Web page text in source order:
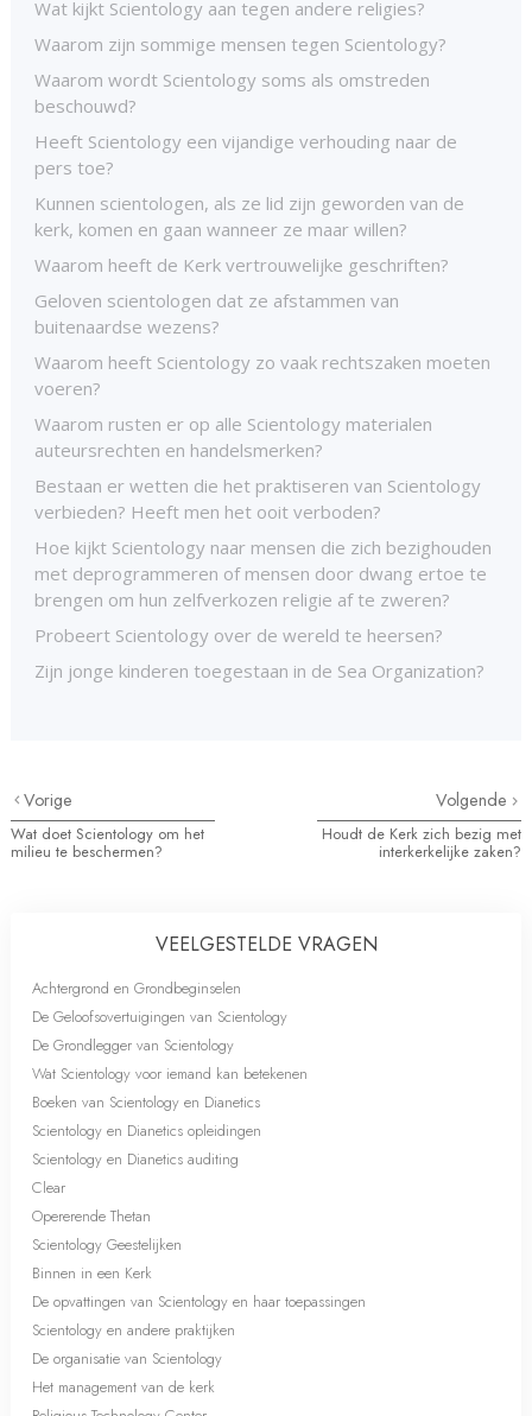
Wat kijkt Scientology aan tegen andere religies?
Waarom zijn sommige mensen tegen Scientology?
Waarom wordt Scientology soms als omstreden
beschouwd?
Heeft Scientology een vijandige verhouding naar de
pers toe?
Kunnen scientologen, als ze lid zijn geworden van de
kerk, komen en gaan wanneer ze maar willen?
Waarom heeft de Kerk vertrouwelijke geschriften?
Geloven scientologen dat ze afstammen van
buitenaardse wezens?
Waarom heeft Scientology zo vaak rechtszaken moeten
voeren?
Waarom rusten er op alle Scientology materialen
auteursrechten en handelsmerken?
Bestaan er wetten die het praktiseren van Scientology
verbieden? Heeft men het ooit verboden?
Hoe kijkt Scientology naar mensen die zich bezighouden
met deprogrammeren of mensen door dwang ertoe te
brengen om hun zelfverkozen religie af te zweren?
Probeert Scientology over de wereld te heersen?
Zijn jonge kinderen toegestaan in de Sea Organization?
Vorige
Wat doet Scientology om het
milieu te beschermen?
Volgende
Houdt de Kerk zich bezig met
interkerkelijke zaken?
VEELGESTELDE VRAGEN
Achtergrond en Grondbeginselen
De Geloofsovertuigingen van Scientology
De Grondlegger van Scientology
Wat Scientology voor iemand kan betekenen
Boeken van Scientology en Dianetics
Scientology en Dianetics opleidingen
Scientology en Dianetics auditing
Clear
Opererende Thetan
Scientology Geestelijken
Binnen in een Kerk
De opvattingen van Scientology en haar toepassingen
Scientology en andere praktijken
De organisatie van Scientology
Het management van de kerk